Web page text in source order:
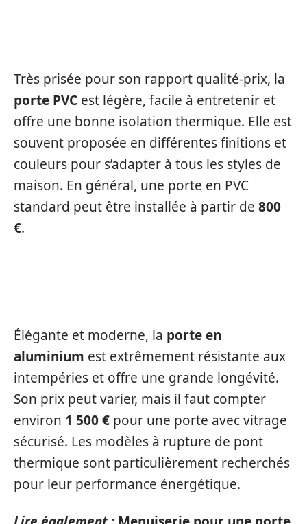
Très prisée pour son rapport qualité-prix, la
porte PVC est légère, facile à entretenir et
offre une bonne isolation thermique. Elle est
souvent proposée en différentes finitions et
couleurs pour s’adapter à tous les styles de
maison. En général, une porte en PVC
standard peut être installée à partir de 800
€.
Élégante et moderne, la porte en
aluminium est extrêmement résistante aux
intempéries et offre une grande longévité.
Son prix peut varier, mais il faut compter
environ 1 500 € pour une porte avec vitrage
sécurisé. Les modèles à rupture de pont
thermique sont particulièrement recherchés
pour leur performance énergétique.